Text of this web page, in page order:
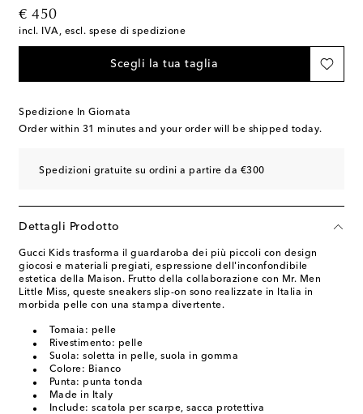
€ 450
original price
incl. IVA, escl. spese di spedizione
Scegli la tua taglia
Spedizione In Giornata
Order within 31 minutes and your order will be shipped today.
Spedizioni gratuite su ordini a partire da €300
Dettagli Prodotto
Gucci Kids trasforma il guardaroba dei più piccoli con design
giocosi e materiali pregiati, espressione dell'inconfondibile
estetica della Maison. Frutto della collaborazione con Mr. Men
Little Miss, queste sneakers slip-on sono realizzate in Italia in
morbida pelle con una stampa divertente.
Tomaia: pelle
Rivestimento: pelle
Suola: soletta in pelle, suola in gomma
Colore: Bianco
Punta: punta tonda
Made in Italy
Include: scatola per scarpe, sacca protettiva